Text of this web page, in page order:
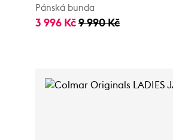
Pánská bunda
3 996 Kč 9 990 Kč